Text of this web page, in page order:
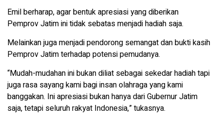
Emil berharap, agar bentuk apresiasi yang diberikan
Pemprov Jatim ini tidak sebatas menjadi hadiah saja.
Melainkan juga menjadi pendorong semangat dan bukti kasih
Pemprov Jatim terhadap potensi pemudanya.
“Mudah-mudahan ini bukan diliat sebagai sekedar hadiah tapi
juga rasa sayang kami bagi insan olahraga yang kami
banggakan. Ini apresiasi bukan hanya dari Gubernur Jatim
saja, tetapi seluruh rakyat Indonesia,” tukasnya.